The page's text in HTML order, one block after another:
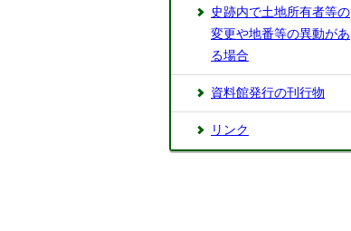
史跡内で土地所有者等の
変更や地番等の異動があ
る場合
資料館発行の刊行物
リンク